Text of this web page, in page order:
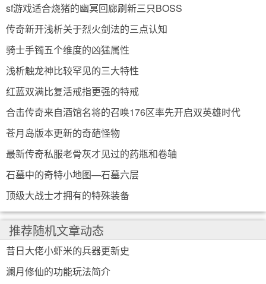
sf游戏适合烧猪的幽冥回廊刷新三只BOSS
传奇新开浅析关于烈火剑法的三点认知
骑士手镯五个维度的凶猛属性
浅析触龙神比较罕见的三大特性
红蓝双满比复活戒指更强的特戒
合击传奇来自酒馆名将的召唤176区率先开启双英雄时代
苍月岛版本更新的奇葩怪物
最新传奇私服老骨灰才见过的药瓶和卷轴
石墓中的奇特小地图—石墓六层
顶级大战士才拥有的特殊装备
推荐随机文章动态
昔日大佬小虾米的兵器更新史
澜月修仙的功能玩法简介